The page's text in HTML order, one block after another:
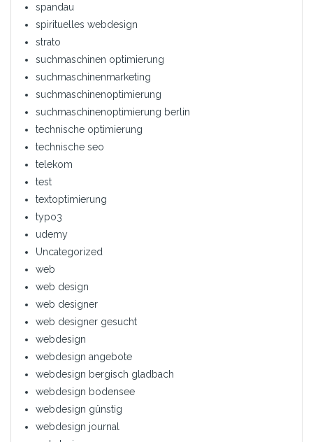
spandau
spirituelles webdesign
strato
suchmaschinen optimierung
suchmaschinenmarketing
suchmaschinenoptimierung
suchmaschinenoptimierung berlin
technische optimierung
technische seo
telekom
test
textoptimierung
typo3
udemy
Uncategorized
web
web design
web designer
web designer gesucht
webdesign
webdesign angebote
webdesign bergisch gladbach
webdesign bodensee
webdesign günstig
webdesign journal